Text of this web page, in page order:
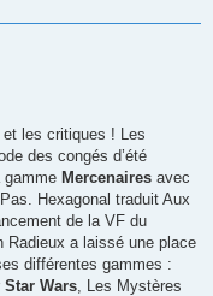
les critiques ! Les
des congés d’été
gamme Mercenaires avec
Hexagonal traduit Aux
de la VF du
Radieux a laissé une place
différentes gammes :
Star Wars , Les Mystères